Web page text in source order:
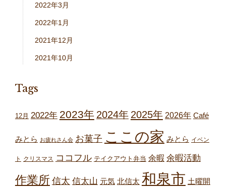
2022年3月
2022年1月
2021年12月
2021年10月
Tags
12月 2022年 2023年 2024年 2025年 2026年 Café
みとら お疲れさん会 お菓子 ここの家 みとら イベン
ト クリスマス ココフル テイクアウト弁当 余暇 余暇活動
作業所 信太 信太山 元気 北信太 和泉市 土曜開